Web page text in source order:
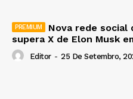
Nova rede social
supera X de Elon Musk
Editor - 25 De Setembro,